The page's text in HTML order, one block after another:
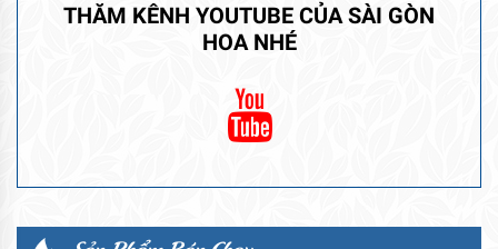
THĂM KÊNH YOUTUBE CỦA SÀI GÒN
HOA NHÉ